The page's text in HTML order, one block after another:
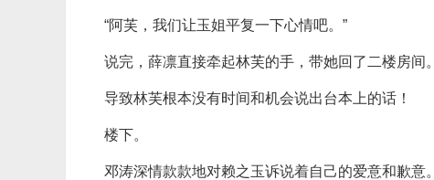
“阿芙，我们让玉姐平复一下心情吧。”
说完，薛凛直接牵起林芙的手，带她回了二楼房间。
导致林芙根本没有时间和机会说出台本上的话！
楼下。
邓涛深情款款地对赖之玉诉说着自己的爱意和歉意。